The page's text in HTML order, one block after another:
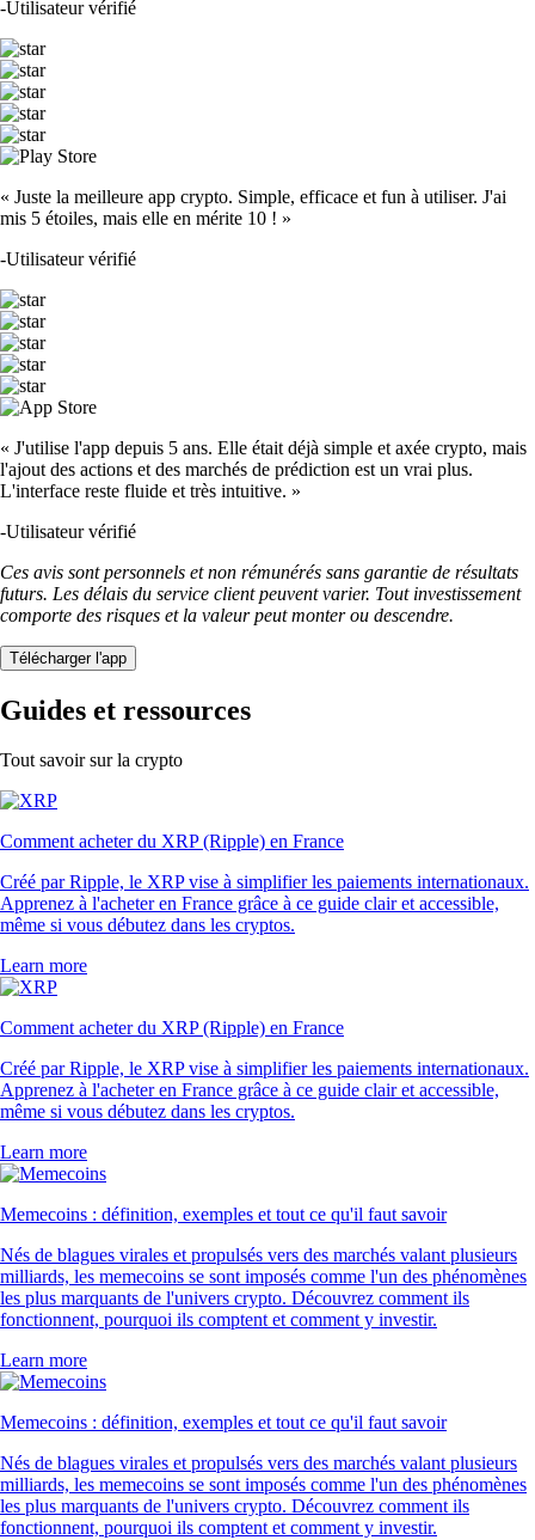
-Utilisateur vérifié
« Juste la meilleure app crypto. Simple, efficace et fun à utiliser. J'ai
mis 5 étoiles, mais elle en mérite 10 ! »
-Utilisateur vérifié
« J'utilise l'app depuis 5 ans. Elle était déjà simple et axée crypto, mais
l'ajout des actions et des marchés de prédiction est un vrai plus.
L'interface reste fluide et très intuitive. »
-Utilisateur vérifié
Ces avis sont personnels et non rémunérés sans garantie de résultats
futurs. Les délais du service client peuvent varier. Tout investissement
comporte des risques et la valeur peut monter ou descendre.
Télécharger l'app
Guides et ressources
Tout savoir sur la crypto
Comment acheter du XRP (Ripple) en France
Créé par Ripple, le XRP vise à simplifier les paiements internationaux.
Apprenez à l'acheter en France grâce à ce guide clair et accessible,
même si vous débutez dans les cryptos.
Learn more
Comment acheter du XRP (Ripple) en France
Créé par Ripple, le XRP vise à simplifier les paiements internationaux.
Apprenez à l'acheter en France grâce à ce guide clair et accessible,
même si vous débutez dans les cryptos.
Learn more
Memecoins : définition, exemples et tout ce qu'il faut savoir
Nés de blagues virales et propulsés vers des marchés valant plusieurs
milliards, les memecoins se sont imposés comme l'un des phénomènes
les plus marquants de l'univers crypto. Découvrez comment ils
fonctionnent, pourquoi ils comptent et comment y investir.
Learn more
Memecoins : définition, exemples et tout ce qu'il faut savoir
Nés de blagues virales et propulsés vers des marchés valant plusieurs
milliards, les memecoins se sont imposés comme l'un des phénomènes
les plus marquants de l'univers crypto. Découvrez comment ils
fonctionnent, pourquoi ils comptent et comment y investir.